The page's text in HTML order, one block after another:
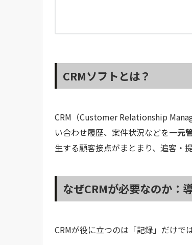
CRMソフトとは？
CRM（Customer Relationship
い合わせ履歴、案件状況などを一元
生する顧客接点がまとまり、追客・
なぜCRMが必要なのか：
CRMが役に立つのは「記録」だけで